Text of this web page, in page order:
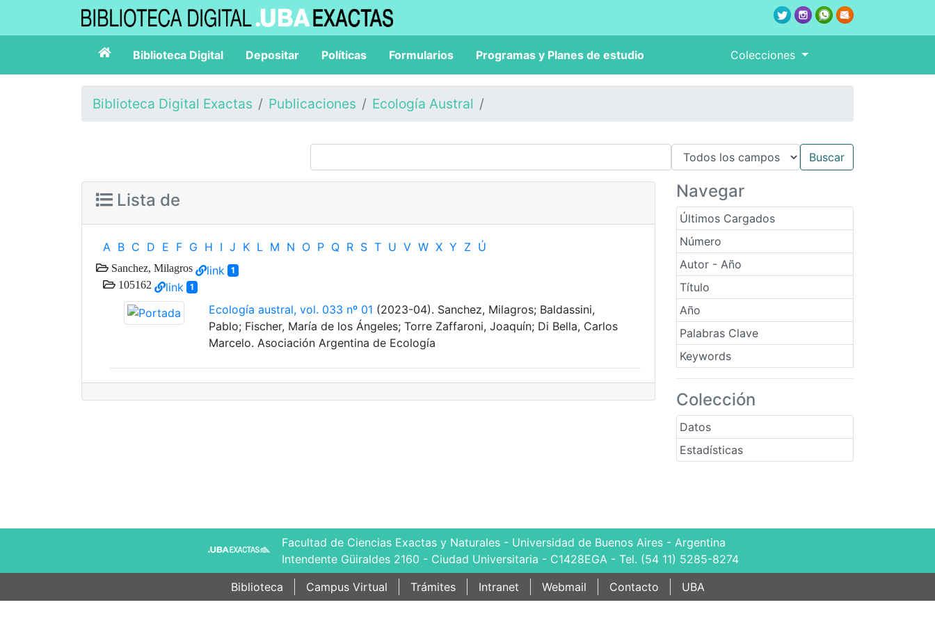
Biblioteca Digital Depositar Políticas Formularios Programas y Planes de estudio Colecciones
Biblioteca Digital Exactas Publicaciones Ecología Austral
Navegar
Últimos Cargados
Número
Autor - Año
Título
Año
Palabras Clave
Keywords
Colección
Datos
Estadísticas
Lista de
A B C D E F G H I J K L M N O P Q R S T U V W X Y Z Ú
Sanchez, Milagros link 1
105162 link 1
Ecología austral, vol. 033 nº 01 (2023-04). Sanchez, Milagros; Baldassini,
Pablo; Fischer, María de los Ángeles; Torre Zaffaroni, Joaquín; Di Bella, Carlos
Marcelo. Asociación Argentina de Ecología
Facultad de Ciencias Exactas y Naturales - Universidad de Buenos Aires - Argentina
Intendente Güiraldes 2160 - Ciudad Universitaria - C1428EGA - Tel. (54 11) 5285-8274
Biblioteca
Campus Virtual Trámites Intranet Webmail Contacto UBA